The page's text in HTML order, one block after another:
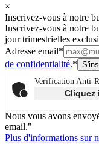
×
Inscrivez-vous à notre
Inscrivez-vous à notre
jour trimestrielles
Adresse email*
de confidentialité.*
Verification Anti-
Cliquez
Nous vous avons
email."
Plus d'informations sur